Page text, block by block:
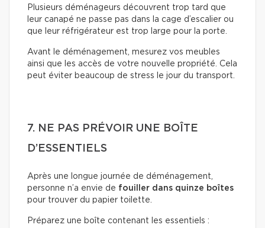
Plusieurs déménageurs découvrent trop tard que
leur canapé ne passe pas dans la cage d’escalier ou
que leur réfrigérateur est trop large pour la porte.
Avant le déménagement, mesurez vos meubles
ainsi que les accès de votre nouvelle propriété. Cela
peut éviter beaucoup de stress le jour du transport.
7. NE PAS PRÉVOIR UNE BOÎTE
D’ESSENTIELS
Après une longue journée de déménagement,
personne n’a envie de fouiller dans quinze boîtes
pour trouver du papier toilette.
Préparez une boîte contenant les essentiels :